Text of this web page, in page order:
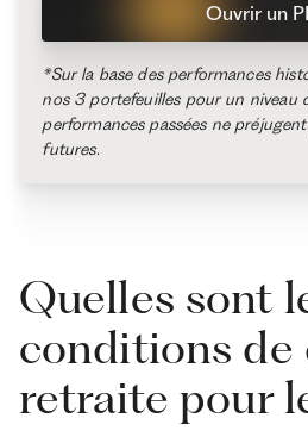
Ouvrir un
*Sur la base des performances
nos 3 portefeuilles pour un niveau
performances passées ne
futures.
Quelles sont
conditions de
retraite pour